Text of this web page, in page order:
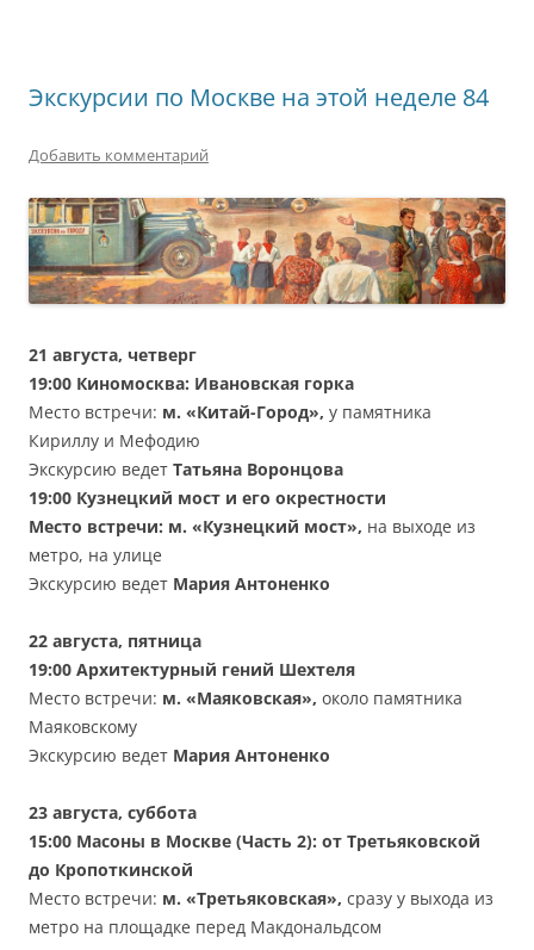
Экскурсии по Москве на этой неделе 84
Добавить комментарий
21 августа, четверг
19:00 Киномосква: Ивановская горка
Место встречи: м. «Китай-Город», у памятника
Кириллу и Мефодию
Экскурсию ведет Татьяна Воронцова
19:00 Кузнецкий мост и его окрестности
Место встречи: м. «Кузнецкий мост», на выходе из
метро, на улице
Экскурсию ведет Мария Антоненко
22 августа, пятница
19:00 Архитектурный гений Шехтеля
Место встречи: м. «Маяковская», около памятника
Маяковскому
Экскурсию ведет Мария Антоненко
23 августа, суббота
15:00 Масоны в Москве (Часть 2): от Третьяковской
до Кропоткинской
Место встречи: м. «Третьяковская», сразу у выхода из
метро на площадке перед Макдональдсом